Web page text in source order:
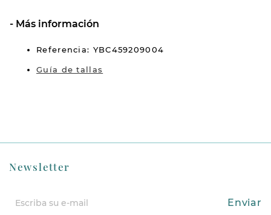
Más información
Referencia: YBC459209004
Guía de tallas
Newsletter
Enviar